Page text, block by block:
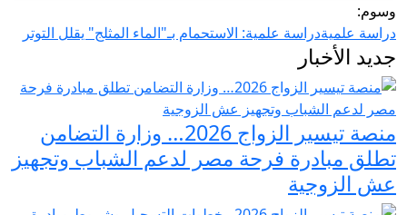
وسوم:
دراسة علميةدراسة علمية: الاستحمام بـ"الماء المثلج" يقلل التوتر
جديد الأخبار
منصة تيسير الزواج 2026… وزارة التضامن
تطلق مبادرة فرحة مصر لدعم الشباب وتجهيز
عش الزوجية